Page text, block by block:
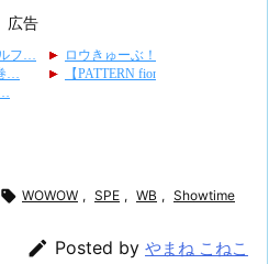
広告
 WOWOW , SPE , WB , Showtime
 Posted by やまね こねこ